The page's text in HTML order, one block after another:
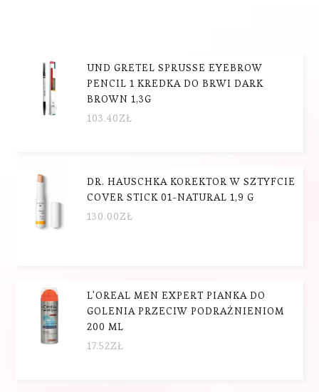
UND GRETEL SPRUSSE EYEBROW
PENCIL 1 KREDKA DO BRWI DARK
BROWN 1,3G
103.40ZŁ
DR. HAUSCHKA KOREKTOR W SZTYFCIE
COVER STICK 01-NATURAL 1,9 G
130.00ZŁ
L'OREAL MEN EXPERT PIANKA DO
GOLENIA PRZECIW PODRAŻNIENIOM
200 ML
17.52ZŁ